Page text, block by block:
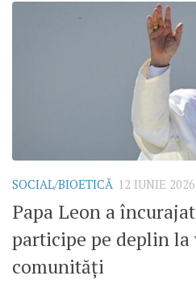
SOCIAL/BIOETICĂ 12 IUNIE 2026
Papa Leon a
participe pe deplin
comunități